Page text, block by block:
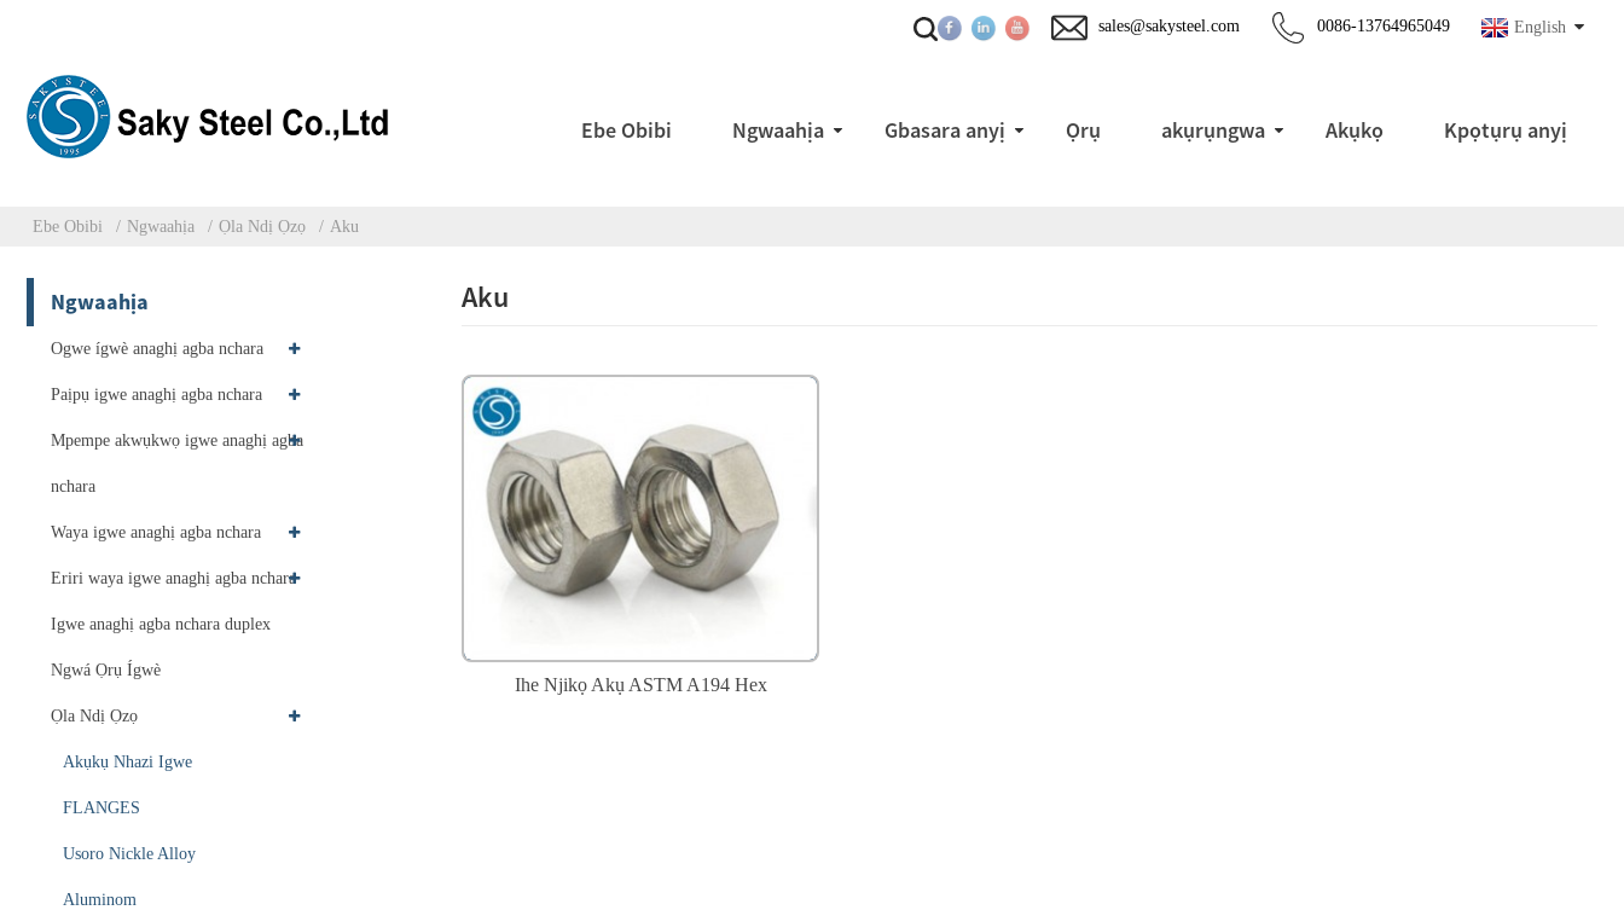
English
0086-13764965049
sales@sakysteel.com
Ebe Obibi Ngwaahịa Gbasara anyị Ọrụ akụrụngwa Akụkọ Kpọtụrụ anyị
Ebe Obibi Ngwaahịa Ọla Ndị Ọzọ Aku
Ngwaahịa
Ogwe ígwè anaghị agba nchara
Paịpụ igwe anaghị agba nchara
Mpempe akwụkwọ igwe anaghị agba
nchara
Waya igwe anaghị agba nchara
Eriri waya igwe anaghị agba nchara
Igwe anaghị agba nchara duplex
Ngwá Ọrụ Ígwè
Ọla Ndị Ọzọ
Akụkụ Nhazi Igwe
FLANGES
Usoro Nickle Alloy
Aluminom
Aku
Ihe Njikọ Akụ ASTM A194 Hex